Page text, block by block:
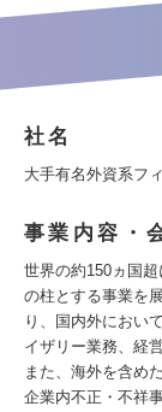
社名
大手有名外資系フ
事業内容・
世界の約150ヵ国
の柱とする事業を
り、国内外におい
イザリー業務、経
また、海外を含め
企業内不正・不祥